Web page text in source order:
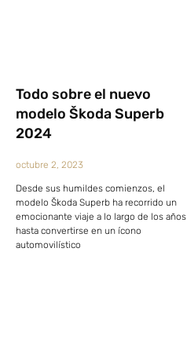
Todo sobre el nuevo
modelo Škoda Superb
2024
octubre 2, 2023
Desde sus humildes comienzos, el
modelo Škoda Superb ha recorrido un
emocionante viaje a lo largo de los años
hasta convertirse en un ícono
automovilístico